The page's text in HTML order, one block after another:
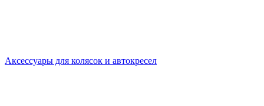
Аксессуары для колясок и автокресел